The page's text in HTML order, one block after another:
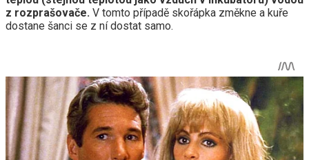
z rozprašovače. V tomto případě skořápka změkne a kuře
dostane šanci se z ní dostat samo.